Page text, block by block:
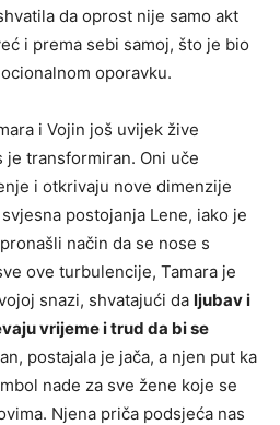
da oprost nije samo akt
i prema sebi samoj, što je bio
oporavku.
i Vojin još uvijek žive
je transformiran. Oni uče
i otkrivaju nove dimenzije
postojanja Lene, iako je
način da se nose s
ove turbulencije, Tamara je
snazi, shvatajući da ljubav i
vrijeme i trud da bi se
postajala je jača, a njen put ka
nade za sve žene koje se
Njena priča podsjeća nas